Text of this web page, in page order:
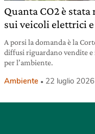
Quanta CO2 è
sui veicoli elettrici
A porsi la domanda è la
diffusi riguardano vendite
per l’ambiente.
Ambiente 22 luglio 2026